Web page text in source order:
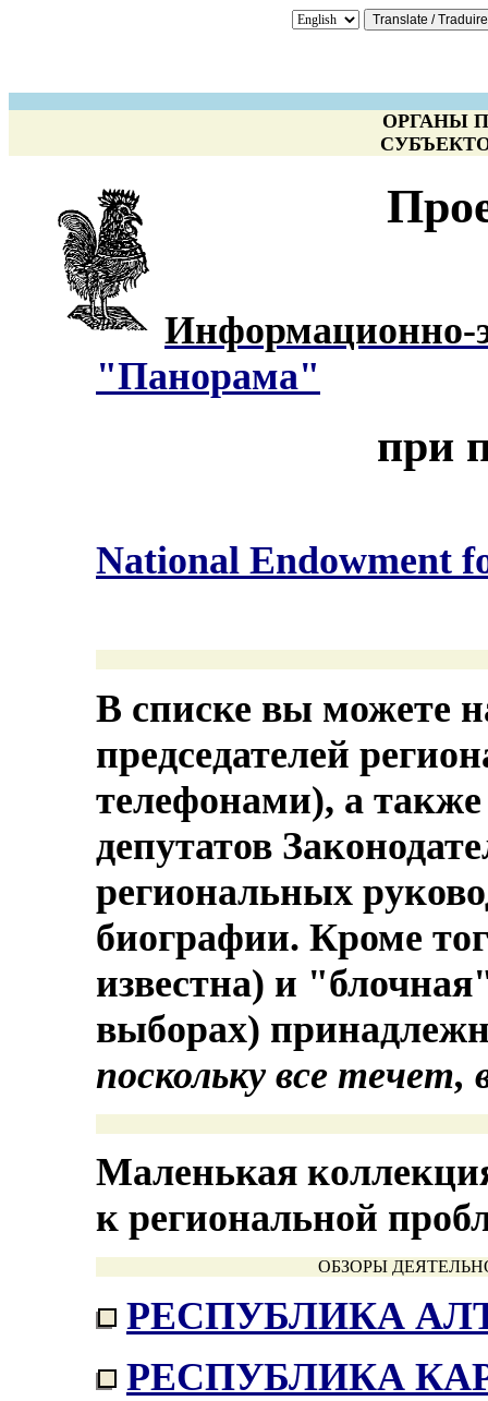
ОРГАНЫ
Информационно-
"Панорама"
при
National Endowment
В списке вы можете
председателей
телефонами), а
депутатов
региональных
биографии. Кроме
известна) и
выборах)
поскольку все
Маленькая
к региональной
ОБЗОРЫ
РЕСПУБЛИКА
РЕСПУБЛИКА